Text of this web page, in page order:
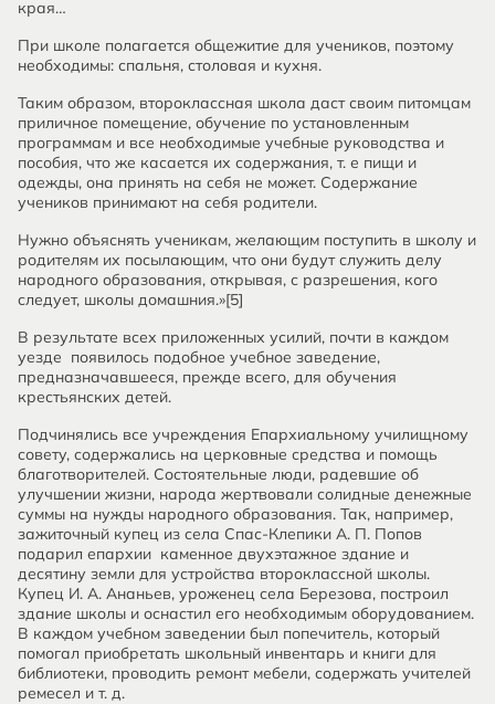
края…
При школе полагается общежитие для учеников, поэтому
необходимы: спальня, столовая и кухня.
Таким образом, второклассная школа даст своим питомцам
приличное помещение, обучение по установленным
программам и все необходимые учебные руководства и
пособия, что же касается их содержания, т. е пищи и
одежды, она принять на себя не может. Содержание
учеников принимают на себя родители.
Нужно объяснять ученикам, желающим поступить в школу и
родителям их посылающим, что они будут служить делу
народного образования, открывая, с разрешения, кого
следует, школы домашния.»[5]
В результате всех приложенных усилий, почти в каждом
уезде появилось подобное учебное заведение,
предназначавшееся, прежде всего, для обучения
крестьянских детей.
Подчинялись все учреждения Епархиальному училищному
совету, содержались на церковные средства и помощь
благотворителей. Состоятельные люди, радевшие об
улучшении жизни, народа жертвовали солидные денежные
суммы на нужды народного образования. Так, например,
зажиточный купец из села Спас-Клепики А. П. Попов
подарил епархии каменное двухэтажное здание и
десятину земли для устройства второклассной школы.
Купец И. А. Ананьев, уроженец села Березова, построил
здание школы и оснастил его необходимым оборудованием.
В каждом учебном заведении был попечитель, который
помогал приобретать школьный инвентарь и книги для
библиотеки, проводить ремонт мебели, содержать учителей
ремесел и т. д.